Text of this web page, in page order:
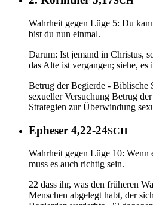
Wahrheit gegen Lüge 5: Du
bist du nun einmal.
Darum: Ist jemand in Christus,
das Alte ist vergangen; siehe, es
Betrug der Begierde - Biblische
sexueller Versuchung Betrug
Strategien zur Überwindung
Epheser 4,22-24SCH
Wahrheit gegen Lüge 10: Wenn
muss es auch richtig sein.
22 dass ihr, was den früheren
Menschen abgelegt habt, der